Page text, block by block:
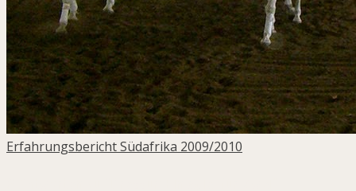
Erfahrungsbericht Südafrika 2009/2010